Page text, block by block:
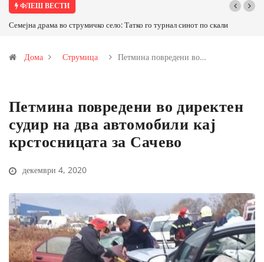
ФЛЕШ ВЕСТИ
Семејна драма во струмичко село: Татко го турнал синот по скалиТРАМП
Дома Струмица Петмина повредени во…
Петмина повредени во директен
судир на два автомобили кај
крстосницата за Сачево
декември 4, 2020